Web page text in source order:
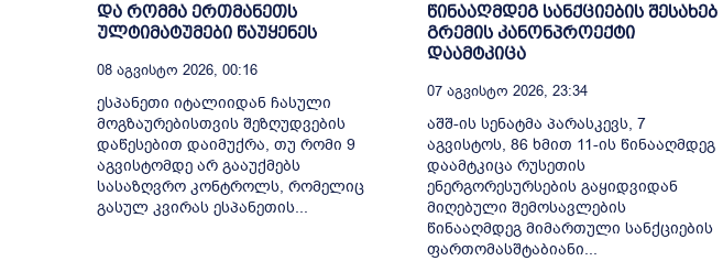
და რომმა ერთმანეთს
ულტიმატუმები წაუყენეს
08 Აგვისტო 2026, 00:16
ესპანეთი იტალიიდან ჩასული
მოგზაურებისთვის შეზღუდვების
დაწესებით დაიმუქრა, თუ რომი 9
აგვისტომდე არ გააუქმებს
სასაზღვრო კონტროლს, რომელიც
გასულ კვირას ესპანეთის...
წინააღმდეგ სანქციების შესახებ
გრემის კანონპროექტი
დაამტკიცა
07 Აგვისტო 2026, 23:34
აშშ-ის სენატმა პარასკევს, 7
აგვისტოს, 86 ხმით 11-ის წინააღმდეგ
დაამტკიცა რუსეთის
ენერგორესურსების გაყიდვიდან
მიღებული შემოსავლების
წინააღმდეგ მიმართული სანქციების
ფართომასშტაბიანი...